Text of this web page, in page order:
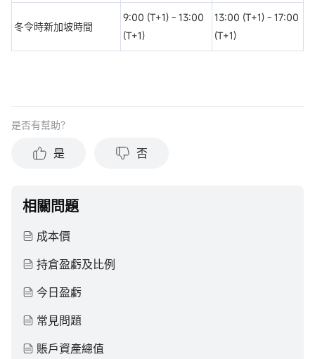
冬令時新加坡時間
9:00 (T+1) - 13:00
(T+1)
13:00 (T+1) - 17:00
(T+1)
是否有幫助？
是 否
相關問題
成本價
持倉盈虧及比例
今日盈虧
常見問題
賬戶資產總值